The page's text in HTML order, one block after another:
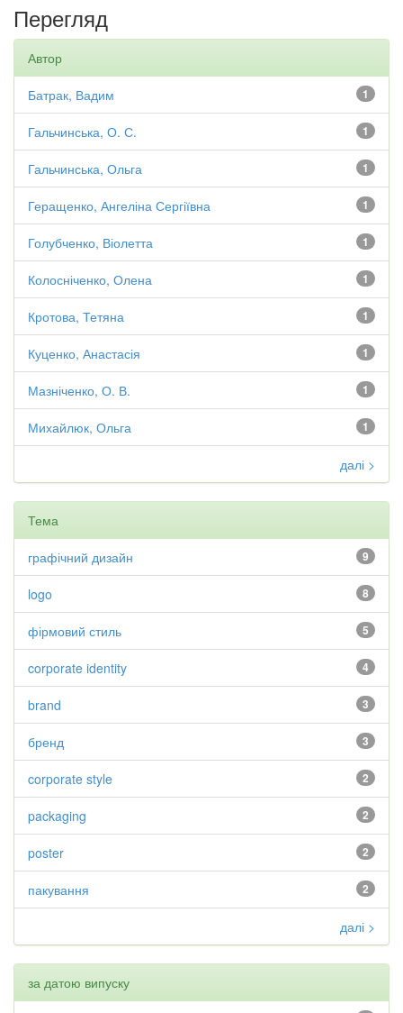
Перегляд
Автор
1
Батрак, Вадим
1
Гальчинська, О. С.
1
Гальчинська, Ольга
1
Геращенко, Ангеліна Сергіївна
1
Голубченко, Віолетта
1
Колосніченко, Олена
1
Кротова, Тетяна
1
Куценко, Анастасія
1
Мазніченко, О. В.
1
Михайлюк, Ольга
далі >
Тема
9
графічний дизайн
8
logo
5
фірмовий стиль
4
corporate identity
3
brand
3
бренд
2
corporate style
2
packaging
2
poster
2
пакування
далі >
за датою випуску